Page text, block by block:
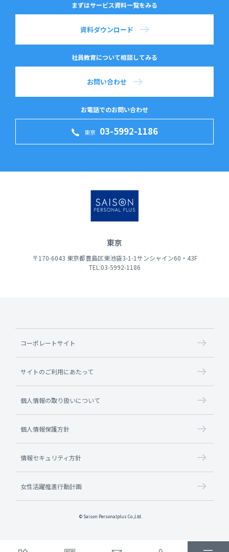
まずはサービス資料一覧をみる
資料ダウンロード
社員教育について相談してみる
お問い合わせ
お電話でのお問い合わせ
東京 03-5992-1186
東京
〒170-6043 東京都豊島区東池袋3-1-1サンシャイン60・43F
TEL:03-5992-1186
コーポレートサイト
サイトのご利用にあたって
個人情報の取り扱いについて
個人情報保護方針
情報セキュリティ方針
女性活躍推進行動計画
© Saison Personalplus Co.,Ltd.